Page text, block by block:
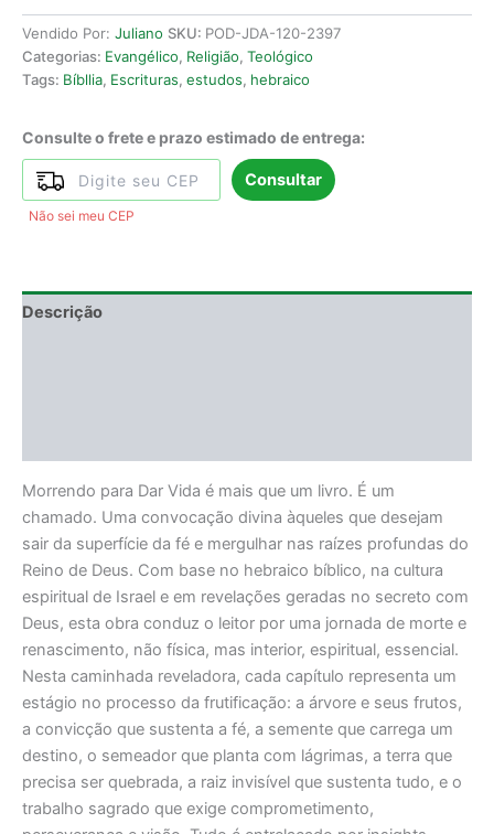
Vendido Por: Juliano SKU: POD-JDA-120-2397
Categorias: Evangélico, Religião, Teológico
Tags: Bíbllia, Escrituras, estudos, hebraico
Consulte o frete e prazo estimado de entrega:
Consultar
Não sei meu CEP
Descrição
Morrendo para Dar Vida é mais que um livro. É um
chamado. Uma convocação divina àqueles que desejam
sair da superfície da fé e mergulhar nas raízes profundas do
Reino de Deus. Com base no hebraico bíblico, na cultura
espiritual de Israel e em revelações geradas no secreto com
Deus, esta obra conduz o leitor por uma jornada de morte e
renascimento, não física, mas interior, espiritual, essencial.
Nesta caminhada reveladora, cada capítulo representa um
estágio no processo da frutificação: a árvore e seus frutos,
a convicção que sustenta a fé, a semente que carrega um
destino, o semeador que planta com lágrimas, a terra que
precisa ser quebrada, a raiz invisível que sustenta tudo, e o
trabalho sagrado que exige comprometimento,